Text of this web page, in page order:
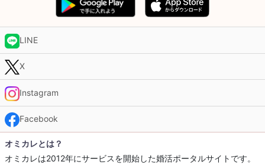
LINE
X
Instagram
Facebook
オミカレとは？
オミカレは2012年にサービスを開始した婚活ポータルサイトです。